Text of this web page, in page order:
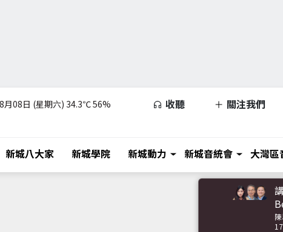
8月08日 (星期六) 34.3℃56% 收聽 關注我們
新城八大家 新城學院 新城動力 新城音統會 大灣區